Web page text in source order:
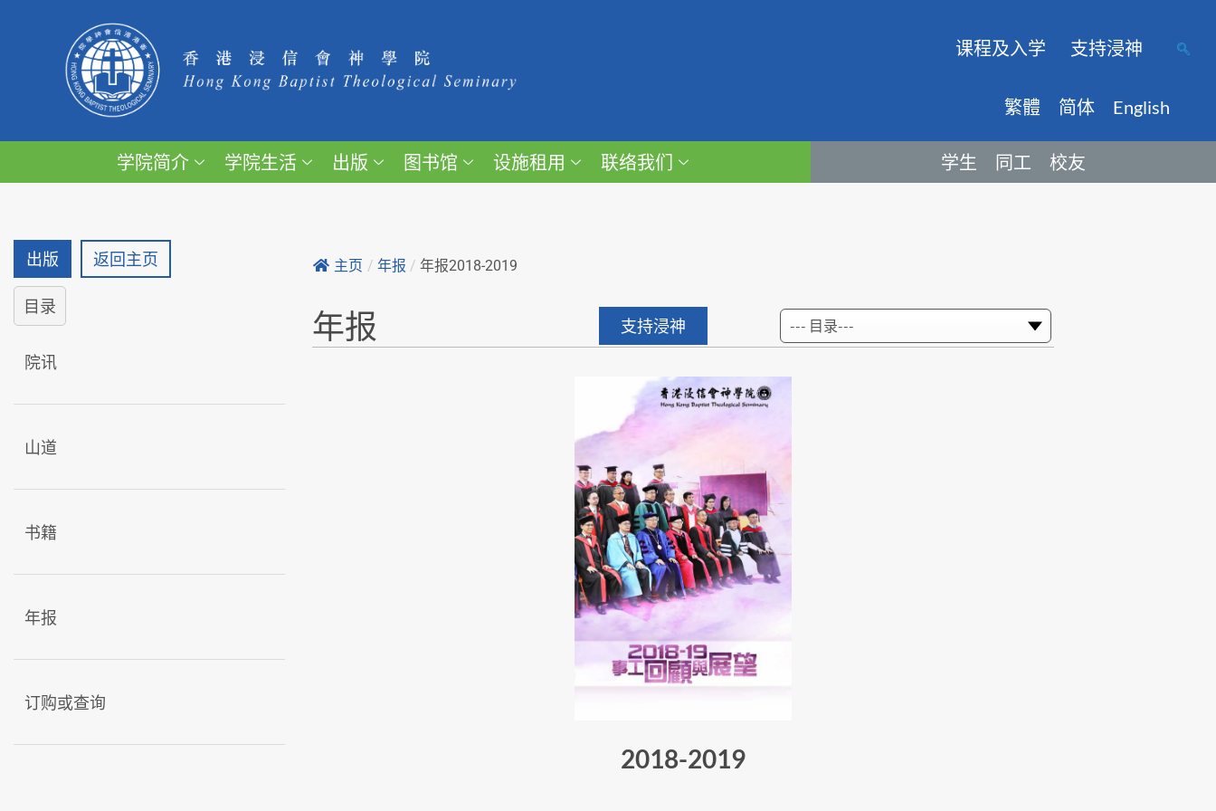
课程及入学 支持浸神
繁體 简体 English
学院简介 学院生活 出版 图书馆 设施租用 联络我们 学生 同工 校友
出版 返回主页
目录
院讯
山道
书籍
年报
订购或查询
主页 / 年报 / 年报2018-2019
年报 支持浸神
2018-2019